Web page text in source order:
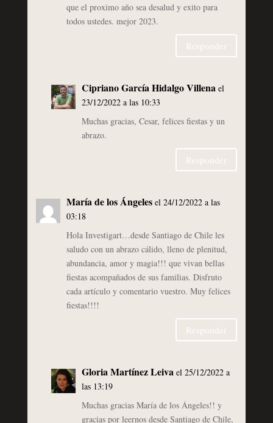
que el proximo año sea desalud y exito para
todos ustedes. mejor 2023.
Responder
Cipriano García Hidalgo Villena el
23/12/2022 a las 10:33
Muchas gracias, Cesar, felices fiestas y un
abrazo.
Responder
María de los Ángeles el 24/12/2022 a las
03:18
Hola Investigart…desde Santiago de Chile les
saludo con un abrazo cálido, lleno de plenitud,
abundancia, amor y magia!!! que vivan bellas
fiestas acompañados de sus familias. Disfruto
cada artículo y comentario vuestro. Muy felices
fiestas!!!!
Responder
Gloria Martínez Leiva el 25/12/2022 a
las 13:19
Muchas gracias María de los Ángeles!! y
gracias por leernos desde Santiago de Chile,